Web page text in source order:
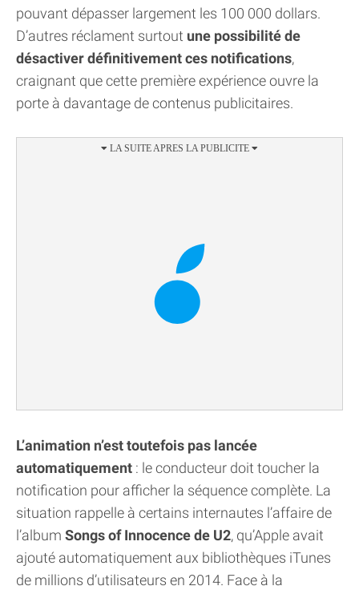
pouvant dépasser largement les 100 000 dollars.
D’autres réclament surtout une possibilité de
désactiver définitivement ces notifications,
craignant que cette première expérience ouvre la
porte à davantage de contenus publicitaires.
L’animation n’est toutefois pas lancée
automatiquement : le conducteur doit toucher la
notification pour afficher la séquence complète. La
situation rappelle à certains internautes l’affaire de
l’album Songs of Innocence de U2, qu’Apple avait
ajouté automatiquement aux bibliothèques iTunes
de millions d’utilisateurs en 2014. Face à la